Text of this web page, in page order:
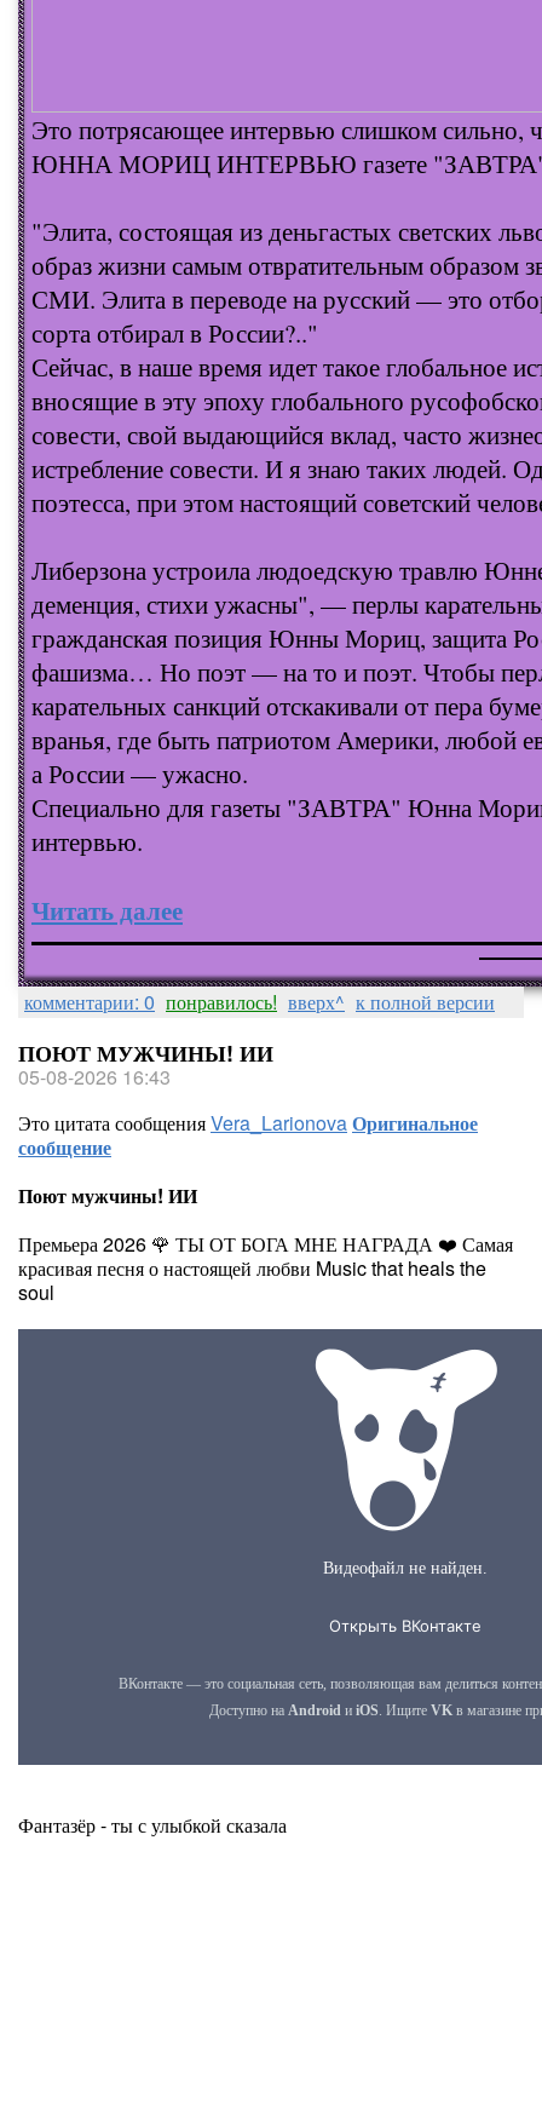
Это потрясающее интервью слишком сильно,
ЮННА МОРИЦ ИНТЕРВЬЮ газете
"Элита, состоящая из деньгастых светских
образ жизни самым отвратительным образом
СМИ. Элита в переводе на русский — это
сорта отбирал в России?.."
Сейчас, в наше время идет такое глобальное
вносящие в эту эпоху глобального
совести, свой выдающийся вклад, часто
истребление совести. И я знаю таких людей.
поэтесса, при этом настоящий советский
Либерзона устроила людоедскую травлю
деменция, стихи ужасны", — перлы
гражданская позиция Юнны Мориц, защита
фашизма… Но поэт — на то и поэт. Чтобы
карательных санкций отскакивали от пера
вранья, где быть патриотом Америки, любой
а России — ужасно.
Специально для газеты "ЗАВТРА" Юнна Мориц
интервью.
Читать далее
комментарии: 0 понравилось! вверх^ к полной версии
ПОЮТ МУЖЧИНЫ! ИИ
05-08-2026 16:43
Это цитата сообщенияVera_LarionovaОригинальное
сообщение
Поют мужчины! ИИ
Премьера 2026 🌹 ТЫ ОТ БОГА МНЕ НАГРАДА ❤️ Самая
красивая песня о настоящей любви Music that heals the
soul
Фантазёр - ты с улыбкой сказала